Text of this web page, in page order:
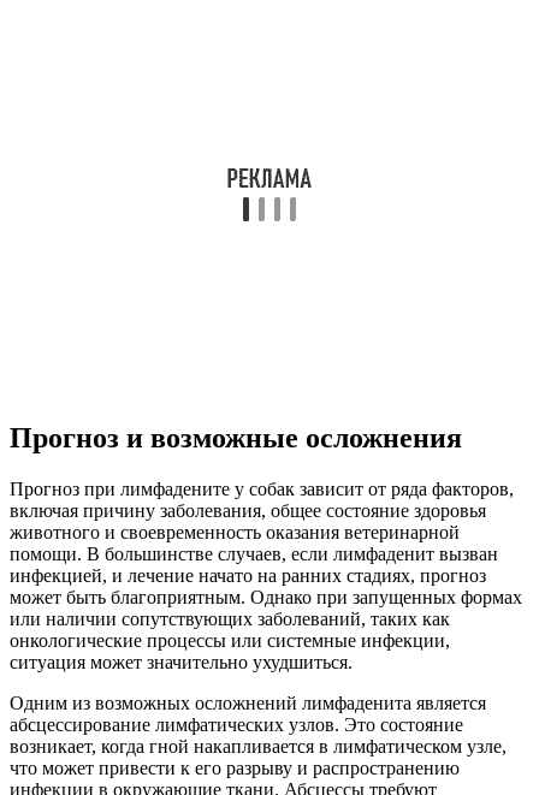
Прогноз и возможные осложнения
Прогноз при лимфадените у собак зависит от ряда факторов,
включая причину заболевания, общее состояние здоровья
животного и своевременность оказания ветеринарной
помощи. В большинстве случаев, если лимфаденит вызван
инфекцией, и лечение начато на ранних стадиях, прогноз
может быть благоприятным. Однако при запущенных формах
или наличии сопутствующих заболеваний, таких как
онкологические процессы или системные инфекции,
ситуация может значительно ухудшиться.
Одним из возможных осложнений лимфаденита является
абсцессирование лимфатических узлов. Это состояние
возникает, когда гной накапливается в лимфатическом узле,
что может привести к его разрыву и распространению
инфекции в окружающие ткани. Абсцессы требуют